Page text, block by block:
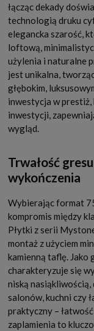
łącząc dekady
technologią druku
elegancka szarość,
loftową,
użylenia i naturalne
jest unikalna,
głębokim,
inwestycja w
inwestycji,
wygląd.
Trwałość
wykończenia
Wybierając format
kompromis między
Płytki z serii
montaż z użyciem
kamienną taflę. Jako
charakteryzuje się
niską
salonów, kuchni czy
praktyczny –
zaplamienia to